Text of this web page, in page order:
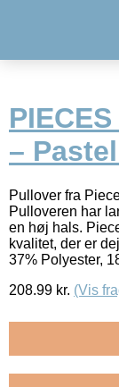
–
Pullover fra
Pulloveren har
en høj hals.
kvalitet, der er
37% Polyester,
208.99 kr. (Vis